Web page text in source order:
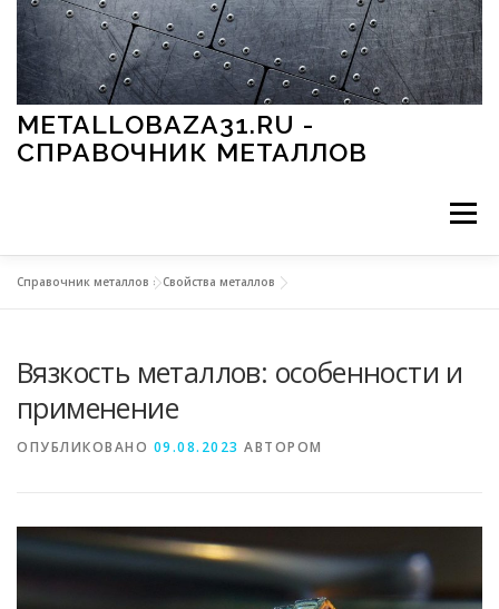
Перейти к содержимому
METALLOBAZA31.RU -
СПРАВОЧНИК МЕТАЛЛОВ
Меню
МЕТАЛЛЫ И ОКРУЖАЮЩАЯ СРЕДА
СВОЙСТВА МЕТАЛЛОВ СОРТА МЕТАЛЛОВ
Справочник металлов »Свойства металлов
Вязкость металлов: особенности и
применение
ОПУБЛИКОВАНО 09.08.2023 АВТОРОМ